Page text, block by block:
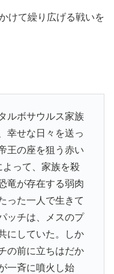
けて繰り広げる戦いを
ルボサウルス家族
幸せな日々を送っ
王の座を狙う赤い
って、家族を殺
竜が存在する弱肉
った一人で生きて
ッチは、メスのプ
にしていた。しか
の前に立ちはだか
一斉に噴火し始